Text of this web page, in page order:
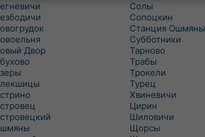
Двор
Солы
Сопоцкин
Станция Ошмяны
Субботники
Тарново
Трабы
Трокели
Турец
Хвиневичи
Цирин
Шиловичи
Щорсы